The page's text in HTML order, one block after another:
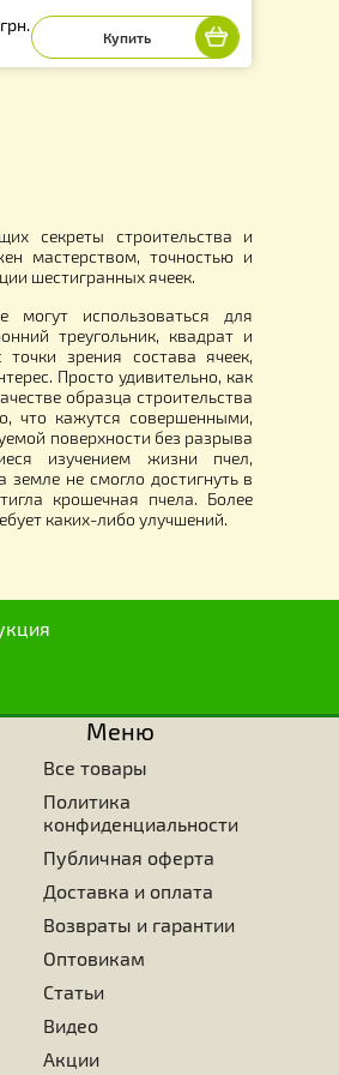
Распылитель "Росинка"
22.00грн.
изучающих секреты
был поражен мастерством,
равносторонний треугольник,
последние с точки зрения
интерес. Просто
выбрать в качестве образца
помимо того, что кажутся
используемой поверхности
занимающиеся изучением
существо на земле не смогло
больше не требует каких-либо
Пчелопродукция